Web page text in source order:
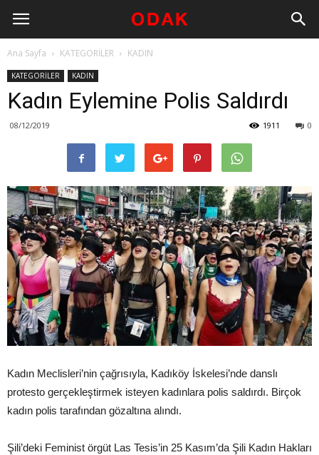
Ana Sayfa KATEGORİLER KADIN
KATEGORİLER KADIN
Kadın Eylemine Polis Saldırdı
08/12/2019 0
1911
Kadın Meclisleri’nin çağrısıyla, Kadıköy İskelesi’nde danslı
protesto gerçekleştirmek isteyen kadınlara polis saldırdı. Birçok
kadın polis tarafından gözaltına alındı.
Şili’deki Feminist örgüt Las Tesis’in 25 Kasım’da Şili Kadın Hakları